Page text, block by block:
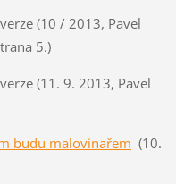
(10 / 2013, Pavel
5.)
(11. 9. 2013, Pavel
budu malovinařem (10.